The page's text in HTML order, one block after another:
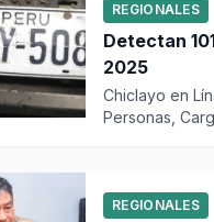
REGIONALES
Detectan
2025
Chiclayo en
Personas,
REGIONALES